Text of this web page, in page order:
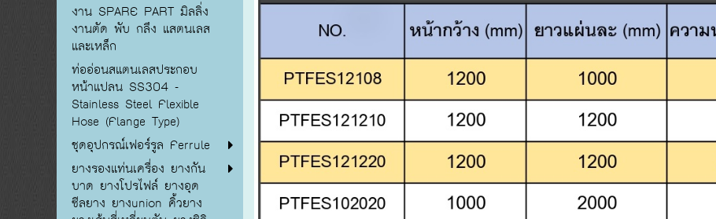
งาน SPARE PART มิลลิ่ง
งานตัด พับ กลึง แสตนเลส
และเหล็ก
ท่ออ่อนสแตนเลสประกอบ
หน้าแปลน SS304 -
Stainless Steel Flexible
Hose (Flange Type)
ชุดอุปกรณ์เฟอร์รูล Ferrule
ยางรองแท่นเครื่อง ยางกัน
บาด ยางโปรไฟล์ ยางอุด
ซีลยาง ยางunion คิ้วยาง